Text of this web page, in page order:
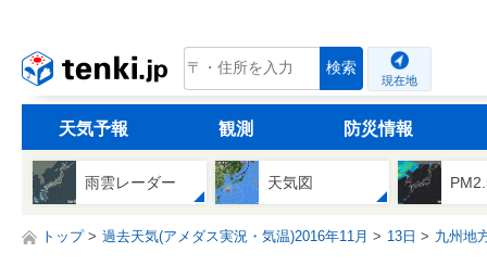
tenki.jp 検索
現在地
天気予報 観測 防災情報
雨雲レーダー 天気図
トップ 過去天気(アメダス実況・気温)2016年11月 13日 九州地